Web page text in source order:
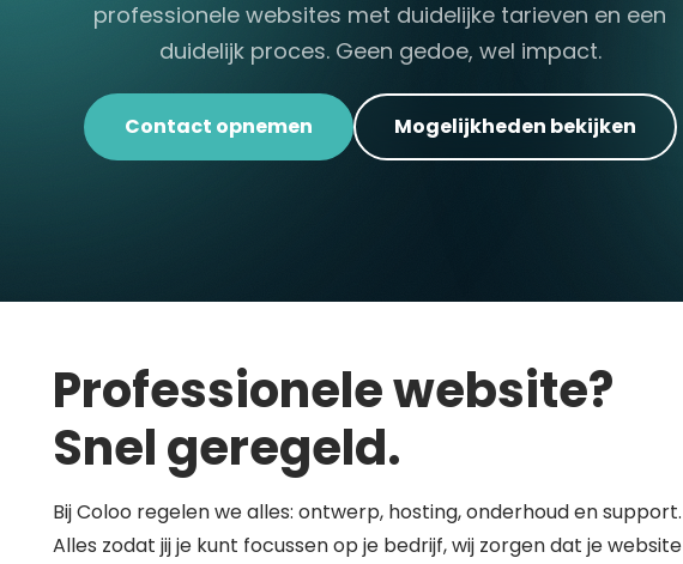
professionele websites met duidelijke tarieven en een
duidelijk proces. Geen gedoe, wel impact.
Contact opnemen Mogelijkheden bekijken
Professionele website?
Snel geregeld.
Bij Coloo regelen we alles: ontwerp, hosting, onderhoud en support.
Alles zodat jij je kunt focussen op je bedrijf, wij zorgen dat je website